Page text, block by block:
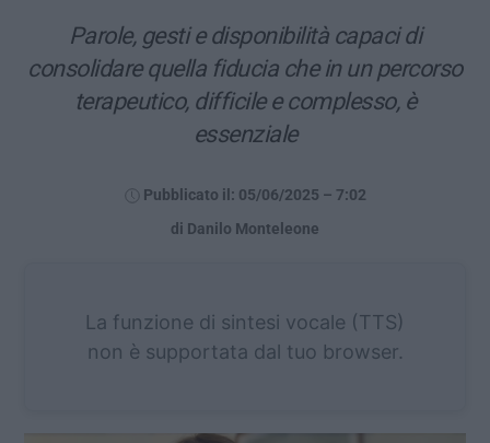
Parole, gesti e disponibilità capaci di
consolidare quella fiducia che in un percorso
terapeutico, difficile e complesso, è
essenziale
Pubblicato il: 05/06/2025 – 7:02
di Danilo Monteleone
La funzione di sintesi vocale (TTS)
non è supportata dal tuo browser.